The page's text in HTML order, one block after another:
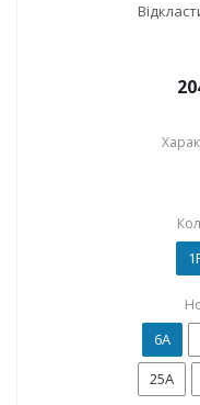
6А
25А